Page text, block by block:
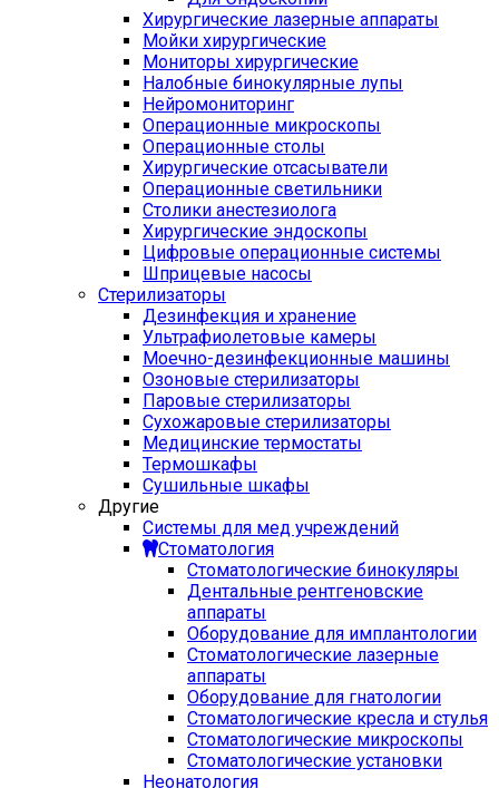
Хирургические лазерные аппараты
Мойки хирургические
Мониторы хирургические
Налобные бинокулярные лупы
Нейромониторинг
Операционные микроскопы
Операционные столы
Хирургические отсасыватели
Операционные светильники
Столики анестезиолога
Хирургические эндоскопы
Цифровые операционные системы
Шприцевые насосы
Стерилизаторы
Дезинфекция и хранение
Ультрафиолетовые камеры
Моечно-дезинфекционные машины
Озоновые стерилизаторы
Паровые стерилизаторы
Сухожаровые стерилизаторы
Медицинские термостаты
Термошкафы
Сушильные шкафы
Другие
Системы для мед учреждений
Стоматология
Стоматологические бинокуляры
Дентальные рентгеновские
аппараты
Оборудование для имплантологии
Стоматологические лазерные
аппараты
Оборудование для гнатологии
Стоматологические кресла и стулья
Стоматологические микроскопы
Стоматологические установки
Неонатология